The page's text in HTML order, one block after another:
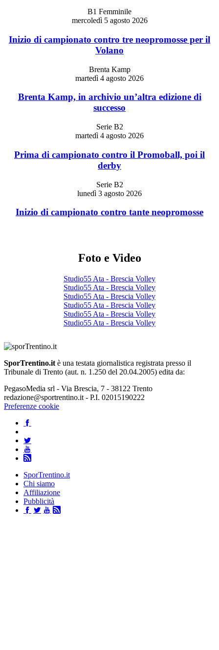
B1 Femminile
mercoledì 5 agosto 2026
Inizio di campionato contro tre neopromosse per il
Volano
Brenta Kamp
martedì 4 agosto 2026
Brenta Kamp, in archivio un’altra edizione di
successo
Serie B2
martedì 4 agosto 2026
Prima di campionato contro il Promoball, poi il
derby
Serie B2
lunedì 3 agosto 2026
Inizio di campionato contro tante neopromosse
Foto e Video
Studio55 Ata - Brescia Volley
Studio55 Ata - Brescia Volley
Studio55 Ata - Brescia Volley
Studio55 Ata - Brescia Volley
Studio55 Ata - Brescia Volley
Studio55 Ata - Brescia Volley
SporTrentino.it è una testata giornalistica registrata presso il
Tribunale di Trento (aut. n. 1.250 del 20.04.2005) edita da:
PegasoMedia srl - Via Brescia, 7 - 38122 Trento
redazione@sportrentino.it - P.I. 02015190222
Preferenze cookie
SporTrentino.it
Chi siamo
Affiliazione
Pubblicità